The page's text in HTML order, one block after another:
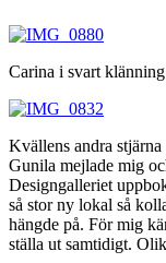
Carina i svart klänning
Kvällens andra
Gunila mejlade mig
Designgalleriet
så stor ny lokal så
hängde på. För mig
ställa ut samtidigt.